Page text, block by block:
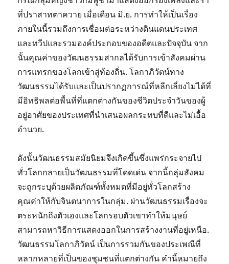
ที่ปราสาทตาควาย เมื่อเดือน มิ.ย. การทำให้เป็นเรื่อง
ภายในนี้รวมถึงการเชื่อมต่อระหว่างดินแดนประเทศ
และทวีปและรวมองค์ประกอบของอดีตและปัจจุบัน จาก
นั้นคุณค่าของวัฒนธรรมสากลได้รับการเข้าสังคมผ่าน
การแทรกของโลกเข้าสู่ท้องถิ่น. โลกาภิวัตน์ทาง
วัฒนธรรมได้รับและเป็นปรากฏการณ์ที่หลีกเลี่ยงไม่ได้ที่
มีอิทธิพลต่อพื้นที่ที่แตกต่างกันของชีวิตประจำวันของผู้
อยู่อาศัยของประเทศที่นำเสนอผลกระทบที่ดีและไม่เอื้อ
อำนวย.
ดังนั้นวัฒนธรรมสมัยนิยมจึงเกิดขึ้นซึ่งแพร่กระจายไป
ทั่วโลกกลายเป็นวัฒนธรรมที่โดดเด่น จากนี้กลุ่มสังคม
จะถูกระบุด้วยผลิตภัณฑ์ทั้งหมดที่มีอยู่ทั่วโลกสร้าง
คุณค่าให้กับจินตนาการในกลุ่ม. ผ่านวัฒนธรรมเรื่องจะ
ตระหนักถึงตัวเองและโลกรอบตัวเขาทำให้มนุษย์
สามารถหาวิธีการแสดงออกในการสร้างงานที่อยู่เหนือ.
วัฒนธรรมโลกาภิวัตน์ เป็นการรวมกันของประเพณีที่
หลากหลายที่เป็นของชุมชนที่แตกต่างกัน คำนี้หมายถึง